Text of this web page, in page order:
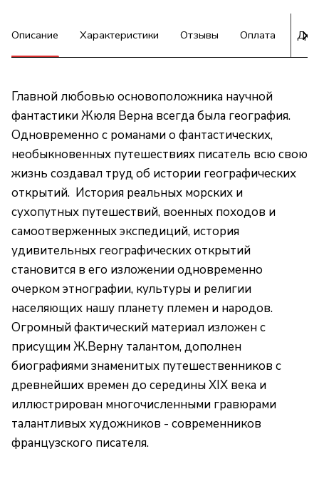
Описание Характеристики Отзывы Оплата
Главной любовью основоположника научной
фантастики Жюля Верна всегда была география.
Одновременно с романами о фантастических,
необыкновенных путешествиях писатель всю свою
жизнь создавал труд об истории географических
открытий. История реальных морских и
сухопутных путешествий, военных походов и
самоотверженных экспедиций, история
удивительных географических открытий
становится в его изложении одновременно
очерком этнографии, культуры и религии
населяющих нашу планету племен и народов.
Огромный фактический материал изложен с
присущим Ж.Верну талантом, дополнен
биографиями знаменитых путешественников с
древнейших времен до середины XIX века и
иллюстрирован многочисленными гравюрами
талантливых художников - современников
французского писателя.